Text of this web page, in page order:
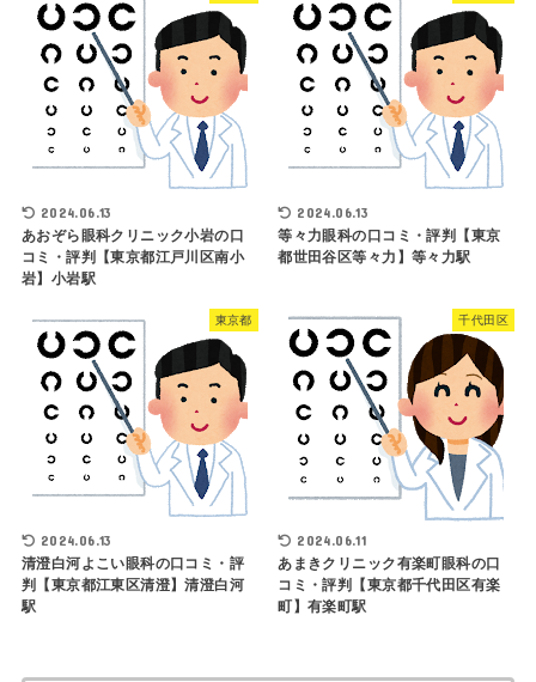
2024.06.13
あおぞら眼科クリニック小岩の口
コミ・評判【東京都江戸川区南小
岩】小岩駅
2024.06.13
等々力眼科の口コミ・評判【東京
都世田谷区等々力】等々力駅
東京都
2024.06.13
清澄白河よこい眼科の口コミ・評
判【東京都江東区清澄】清澄白河
駅
千代田区
2024.06.11
あまきクリニック有楽町眼科の口
コミ・評判【東京都千代田区有楽
町】有楽町駅